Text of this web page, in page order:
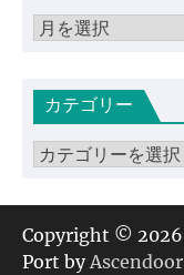
ア
イカテゴリー
カ
ゴ
リ
ー
Copyright © 2026
Port byAscendoor